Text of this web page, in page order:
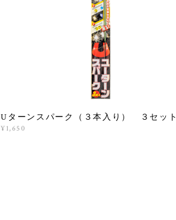
Uターンスパーク（３本入り） ３セット
¥1,650